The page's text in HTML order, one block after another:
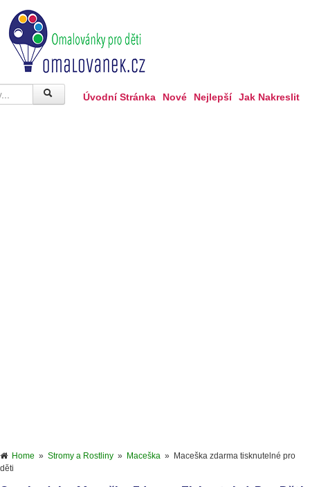
Úvodní Stránka Nové Nejlepší Jak Nakreslit
Home » Stromy a Rostliny » Maceška » Maceška zdarma tisknutelné pro
děti